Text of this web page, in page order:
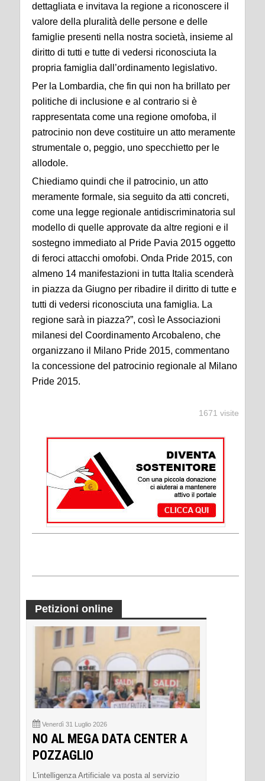
dettagliata e invitava la regione a riconoscere il
valore della pluralità delle persone e delle
famiglie presenti nella nostra società, insieme al
diritto di tutti e tutte di vedersi riconosciuta la
propria famiglia dall’ordinamento legislativo.
Per la Lombardia, che fin qui non ha brillato per
politiche di inclusione e al contrario si è
rappresentata come una regione omofoba, il
patrocinio non deve costituire un atto meramente
strumentale o, peggio, uno specchietto per le
allodole.
Chiediamo quindi che il patrocinio, un atto
meramente formale, sia seguito da atti concreti,
come una legge regionale antidiscriminatoria sul
modello di quelle approvate da altre regioni e il
sostegno immediato al Pride Pavia 2015 oggetto
di feroci attacchi omofobi. Onda Pride 2015, con
almeno 14 manifestazioni in tutta Italia scenderà
in piazza da Giugno per ribadire il diritto di tutte e
tutti di vedersi riconosciuta una famiglia. La
regione sarà in piazza?”, così le Associazioni
milanesi del Coordinamento Arcobaleno, che
organizzano il Milano Pride 2015, commentano
la concessione del patrocinio regionale al Milano
Pride 2015.
1671 visite
Petizioni online
Venerdì 31 Luglio 2026
NO AL MEGA DATA CENTER A
POZZAGLIO
L'intelligenza Artificiale va posta al servizio